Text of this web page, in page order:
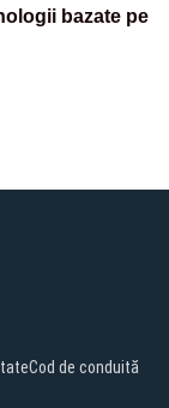
bazate pe
Cod de conduită